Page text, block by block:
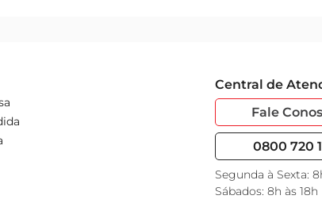
Central de
Fale
0800 720
Segunda à Sexta:
Sábados: 8h às 18h